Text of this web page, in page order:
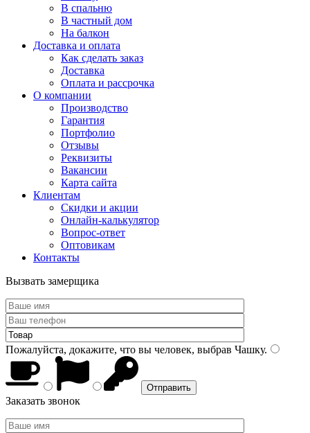
В спальню
В частный дом
На балкон
Доставка и оплата
Как сделать заказ
Доставка
Оплата и рассрочка
О компании
Производство
Гарантия
Портфолио
Отзывы
Реквизиты
Вакансии
Карта сайта
Клиентам
Скидки и акции
Онлайн-калькулятор
Вопрос-ответ
Оптовикам
Контакты
Вызвать замерщика
Пожалуйста, докажите, что вы человек, выбрав Чашку.
Заказать звонок